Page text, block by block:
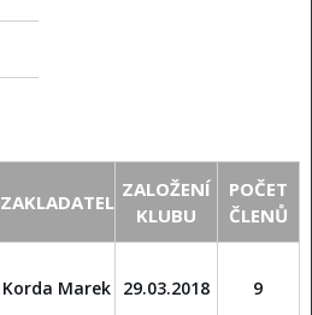
ZAKLADATEL
ZALOŽENÍ
KLUBU
POČET
ČLENŮ
Korda Marek 29.03.2018 9